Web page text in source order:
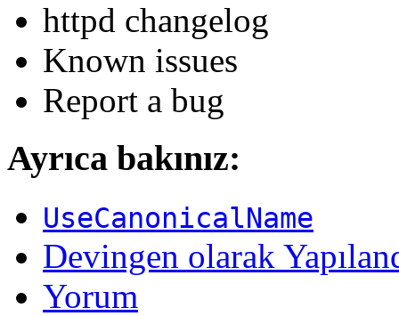
httpd changelog
Known issues
Report a bug
Ayrıca bakınız:
UseCanonicalName
Devingen olarak
Yorum